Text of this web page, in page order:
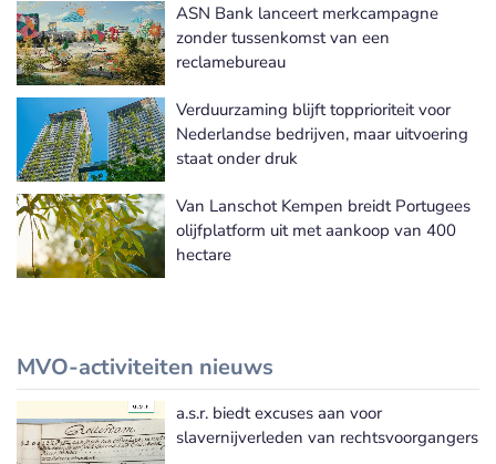
Meer Duurzaam bankieren nieuws
ASN Bank lanceert merkcampagne
zonder tussenkomst van een
reclamebureau
Verduurzaming blijft topprioriteit voor
Nederlandse bedrijven, maar uitvoering
staat onder druk
Van Lanschot Kempen breidt Portugees
olijfplatform uit met aankoop van 400
hectare
MVO-activiteiten nieuws
Meer MVO-activiteiten nieuws
a.s.r. biedt excuses aan voor
slavernijverleden van rechtsvoorgangers